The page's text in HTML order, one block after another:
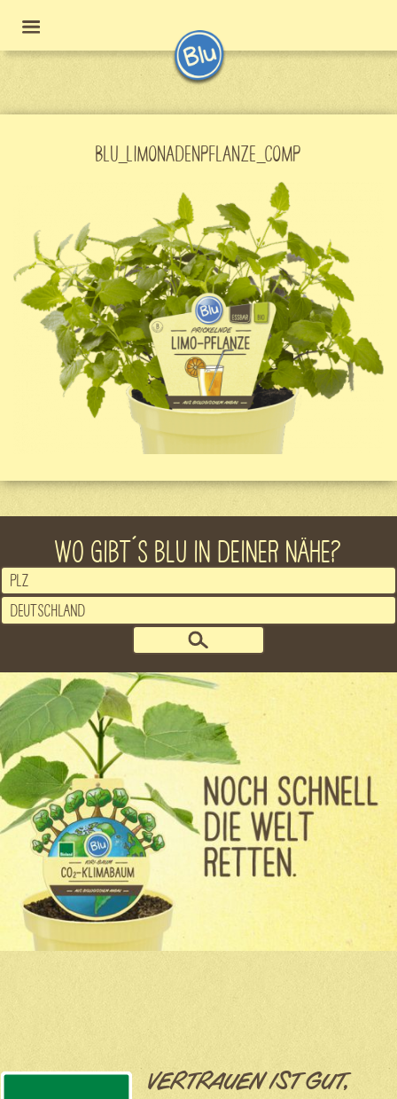
BLU_LIMONADENPFLANZE_COMP
WO GIBT´S BLU IN DEINER NÄHE?
VERTRAUEN IST GUT,